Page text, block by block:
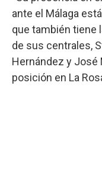
ante el Málaga
que también tiene
de sus centrales,
Hernández y José
posición en La